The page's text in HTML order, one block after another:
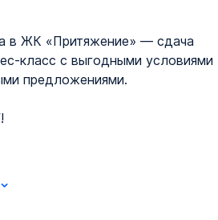
в ЖК «Притяжение» — сдача
класс с выгодными условиями
предложениями.